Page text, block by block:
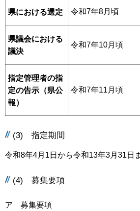
県における選定 令和7年8月頃
県議会における
議決
令和7年10月頃
指定管理者の指
定の告示（県公
報）
令和7年11月頃
(3) 指定期間
令和8年4月1日から令和13年3月31日
(4) 募集要項
ア 募集要項